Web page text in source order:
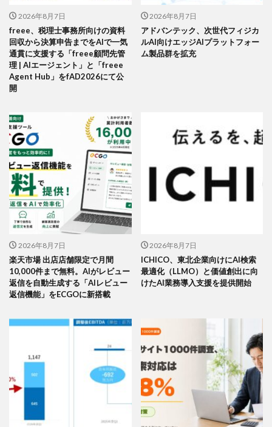
2026年8月7日
freee、税理士事務所向けの資料
回収から決算申告までをAIで一気
通貫に支援する「freee顧問先管
理 | AIエージェント」と「freee
Agent Hub」をfAD2026にて公
開
2026年8月7日
アドバンテック、次世代フィジカ
ルAI向けエッジAIプラットフォー
ム製品群を拡充
2026年8月7日
楽天市場 出店店舗限定で月間
10,000件まで無料。AIがレビュー
返信を自動生成する「AIレビュー
返信機能」をECGOに新搭載
2026年8月7日
ICHICO、東北企業向けにAI検索
最適化（LLMO）と価値創出に向
けたAI業務導入支援を提供開始